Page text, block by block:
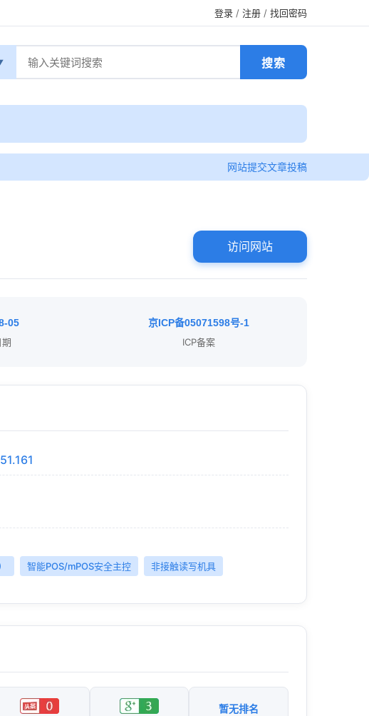
登录 / 注册 / 找回密码
网站提交文章投稿
访问网站
05
京ICP备05071598号-1
ICP备案
智能POS/mPOS安全主控 非接触读写机具
暂无排名